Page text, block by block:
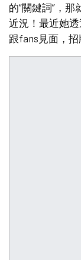
的“關鍵詞”，
近況！最近她透
跟fans見面，招